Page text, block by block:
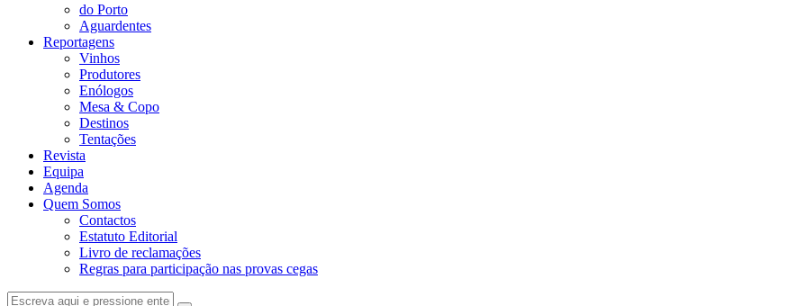
do Porto
Aguardentes
Reportagens
Vinhos
Produtores
Enólogos
Mesa & Copo
Destinos
Tentações
Revista
Equipa
Agenda
Quem Somos
Contactos
Estatuto Editorial
Livro de reclamações
Regras para participação nas provas cegas